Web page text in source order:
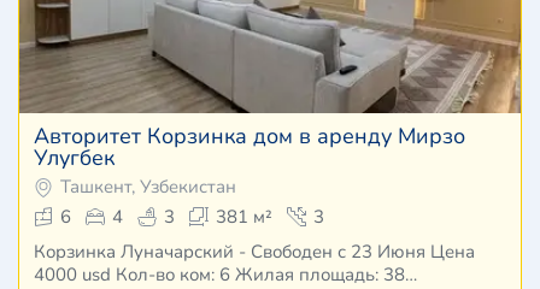
Авторитет Корзинка дом в аренду Мирзо
Улугбек
Ташкент, Узбекистан
6
4 3 381 м²
3
Корзинка Луначарский - Свободен с 23 Июня Цена
4000 usd Кол-во ком: 6 Жилая площадь: 38…